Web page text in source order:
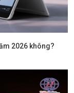
2026 không?